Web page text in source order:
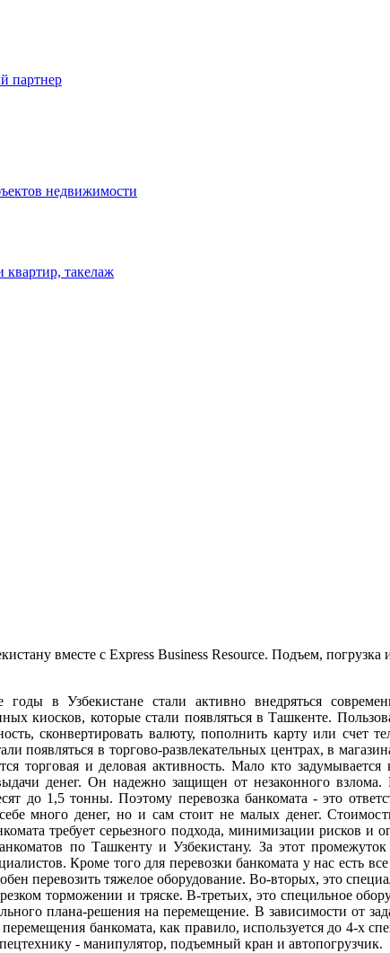
партнер
недвижимости
квартир, такелаж
вместе с Express Business Resource. Подъем,
годы в Узбекистане стали активно внедряться
киосков, которые стали появляться в Ташкенте.
сконвертировать валюту, пополнить карту или
появляться в торгово-развлекательных центрах, в
торговая и деловая активность. Мало кто
денег. Он надежно защищен от незаконного
до 1,5 тонны. Поэтому перевозка банкомата - это
много денег, но и сам стоит не малых денег.
требует серьезного подхода, минимизации рисков
по Ташкенту и Узбекистану. За этот
Кроме того для перевозки банкомата у нас есть
перевозить тяжелое оборудование. Во-вторых, это
торможении и тряске. В-третьих, это специльное
плана-решения на перемещение. В зависимости от
перемещения банкомата, как правило, используется до 4-х
- манипулятор, подъемный кран и автопогрузчик.